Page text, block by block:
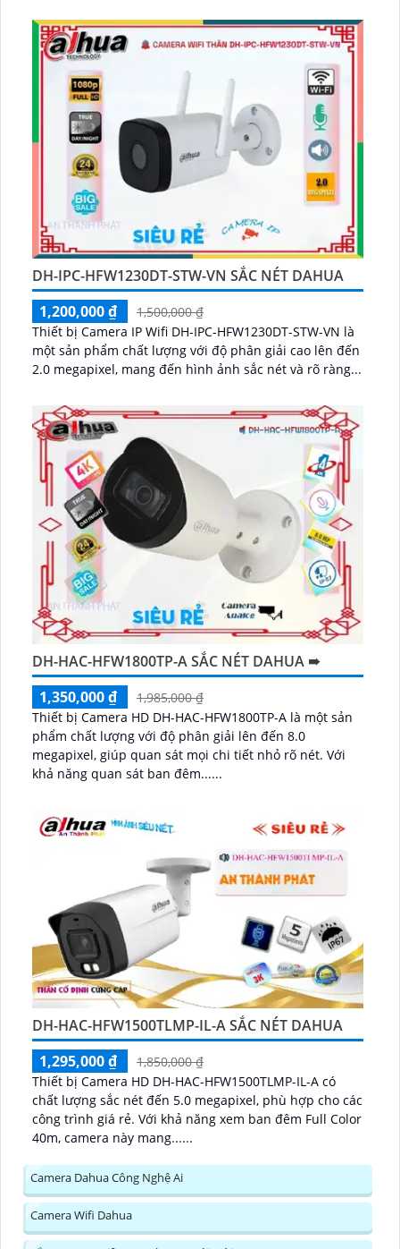
nén H265+ chống nước IP67 chống va đập IK10...
DH-IPC-HFW1230DT-STW-VN SẮC NÉT DAHUA
1,200,000 ₫
1,500,000 ₫
Thiết bị Camera IP Wifi DH-IPC-HFW1230DT-STW-VN là
một sản phẩm chất lượng với độ phân giải cao lên đến
2.0 megapixel, mang đến hình ảnh sắc nét và rõ ràng...
DH-HAC-HFW1800TP-A SẮC NÉT DAHUA ➠
1,350,000 ₫
1,985,000 ₫
Thiết bị Camera HD DH-HAC-HFW1800TP-A là một sản
phẩm chất lượng với độ phân giải lên đến 8.0
megapixel, giúp quan sát mọi chi tiết nhỏ rõ nét. Với
khả năng quan sát ban đêm......
DH-HAC-HFW1500TLMP-IL-A SẮC NÉT DAHUA
1,295,000 ₫
1,850,000 ₫
Thiết bị Camera HD DH-HAC-HFW1500TLMP-IL-A có
chất lượng sắc nét đến 5.0 megapixel, phù hợp cho các
công trình giá rẻ. Với khả năng xem ban đêm Full Color
40m, camera này mang......
Camera Dahua Công Nghệ Ai
Camera Wifi Dahua